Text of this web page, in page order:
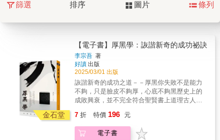
篩選 排序 圖片 條列
金石堂
【電子書】厚黑學：詼諧新奇的成功祕訣
李宗吾 著
好讀 出版
2025/03/01 出版
詼諧新奇的成功之道－－厚黑你失敗不是能力
不夠，只是臉皮不夠厚，心底不夠黑歷史上的
成敗興衰，並不完全符合聖賢書上道理古人成
種：一種是做得說不得，一種是說得做不得一
本寓針砭於嘲諷，詼諧有趣的心理分析書，即
便我們不想厚黑，也要學著如何提防別人厚
7 折 特價 196 元
電子書